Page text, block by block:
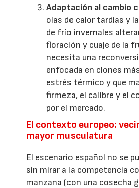
Adaptación al cambio
olas de calor tardías y
de frío invernales
floración y cuaje de la
necesita una
enfocada en clones
estrés térmico y que
firmeza, el calibre y el
por el mercado.
El contexto europeo:
mayor musculatura
El escenario español no se
sin mirar a la competencia
manzana (con una cosecha